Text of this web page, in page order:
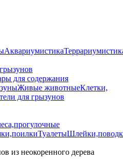
Аквариумистика
для содержания
Живые животныеКлетки,
для грызунов
Туалеты
из неокоренного дерева